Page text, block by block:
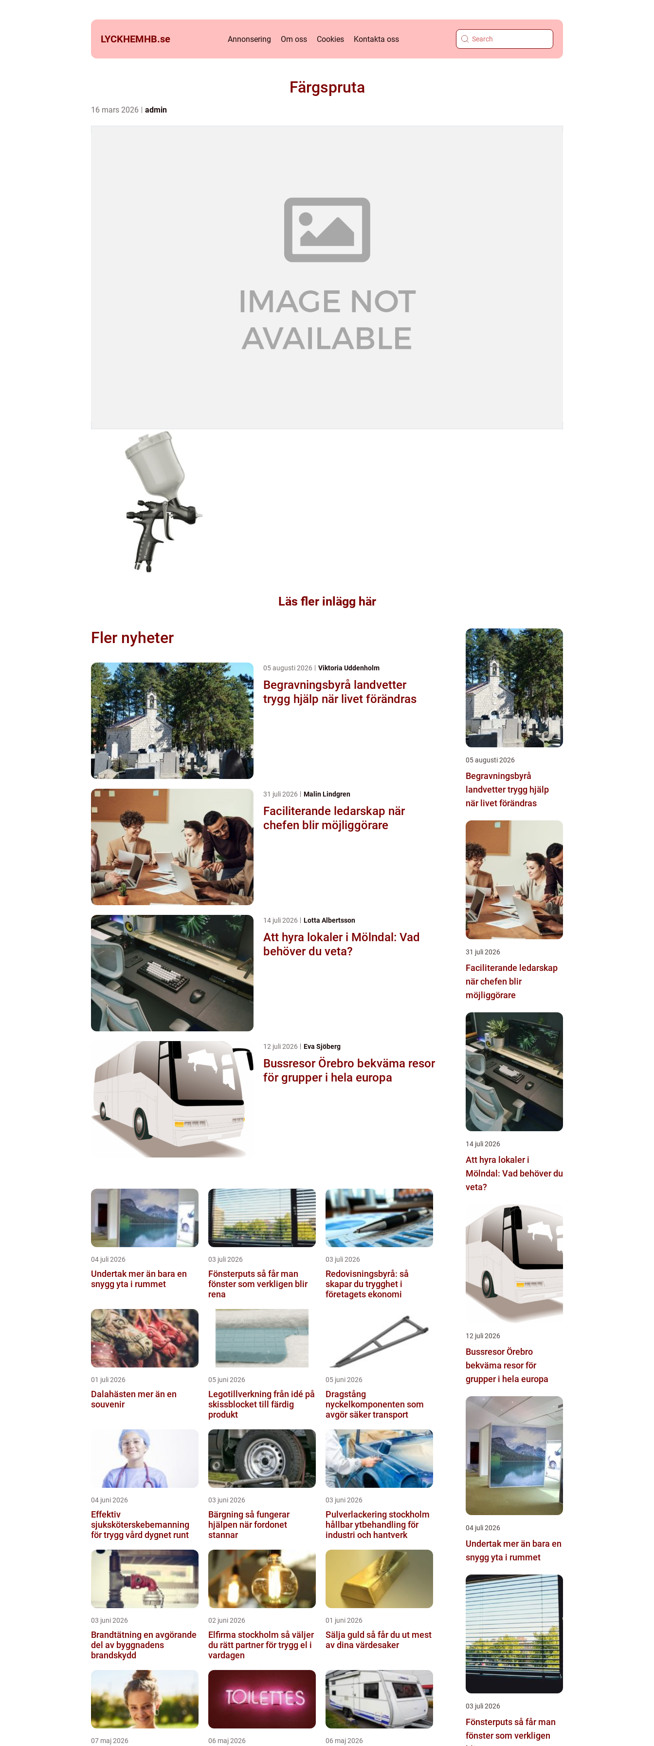
LYCKHEMHB.se Annonsering Om oss Cookies Kontakta oss
Färgspruta
16 mars 2026 admin
Läs fler inlägg här
Fler nyheter
05 augusti 2026 Viktoria Uddenholm
Begravningsbyrå landvetter
trygg hjälp när livet förändras
31 juli 2026 Malin Lindgren
Faciliterande ledarskap när
chefen blir möjliggörare
14 juli 2026 Lotta Albertsson
Att hyra lokaler i Mölndal: Vad
behöver du veta?
12 juli 2026 Eva Sjöberg
Bussresor Örebro bekväma resor
för grupper i hela europa
04 juli 2026
Undertak mer än bara en
snygg yta i rummet
03 juli 2026
Fönsterputs så får man
fönster som verkligen blir
rena
03 juli 2026
Redovisningsbyrå: så
skapar du trygghet i
företagets ekonomi
01 juli 2026
Dalahästen mer än en
souvenir
05 juni 2026
Legotillverkning från idé på
skissblocket till färdig
produkt
05 juni 2026
Dragstång
nyckelkomponenten som
avgör säker transport
04 juni 2026
Effektiv
sjuksköterskebemanning
för trygg vård dygnet runt
03 juni 2026
Bärgning så fungerar
hjälpen när fordonet
stannar
03 juni 2026
Pulverlackering stockholm
hållbar ytbehandling för
industri och hantverk
03 juni 2026
Brandtätning en avgörande
del av byggnadens
brandskydd
02 juni 2026
Elfirma stockholm så väljer
du rätt partner för trygg el i
vardagen
01 juni 2026
Sälja guld så får du ut mest
av dina värdesaker
07 maj 2026 06 maj 2026 06 maj 2026
05 augusti 2026
Begravningsbyrå
landvetter trygg hjälp
när livet förändras
31 juli 2026
Faciliterande ledarskap
när chefen blir
möjliggörare
14 juli 2026
Att hyra lokaler i
Mölndal: Vad behöver du
veta?
12 juli 2026
Bussresor Örebro
bekväma resor för
grupper i hela europa
04 juli 2026
Undertak mer än bara en
snygg yta i rummet
03 juli 2026
Fönsterputs så får man
fönster som verkligen